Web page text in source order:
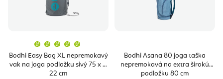
Bodhi Easy Bag XL nepremokavý
vak na joga podložku sivý 75 x Ø
22 cm
produktu
je
5,0
Bodhi Asana 80 joga taška
nepremokavá na extra širokú
podložku 80 cm